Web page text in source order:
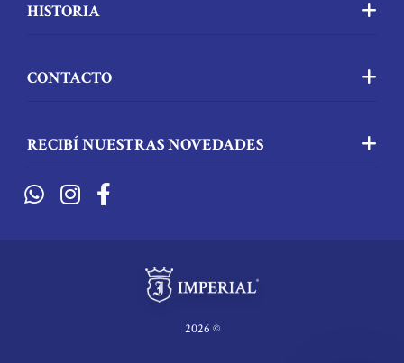
RECIBÍ NUESTRAS NOVEDADES
HISTORIA
CONTACTO
2026 ©